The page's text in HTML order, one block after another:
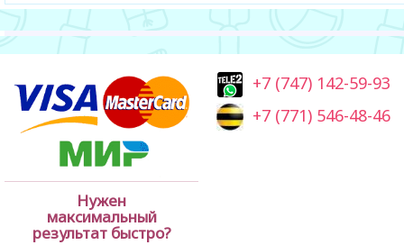
Нужен
максимальный
результат быстро?
+7 (747) 142-59-93
+7 (771) 546-48-46